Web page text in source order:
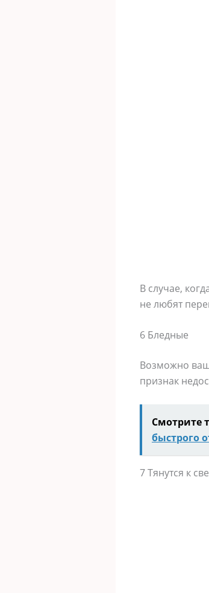
В случае,
не любят
6 Бледные
Возможно
признак
Смотрите
быстрого
7 Тянутся к